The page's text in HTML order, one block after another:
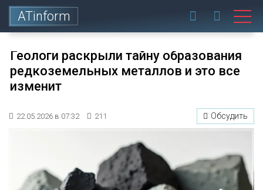
ATinform
Геологи раскрыли тайну образования
редкоземельных металлов и это все
изменит
22.05.2026 в 07:32 211 Обсудить